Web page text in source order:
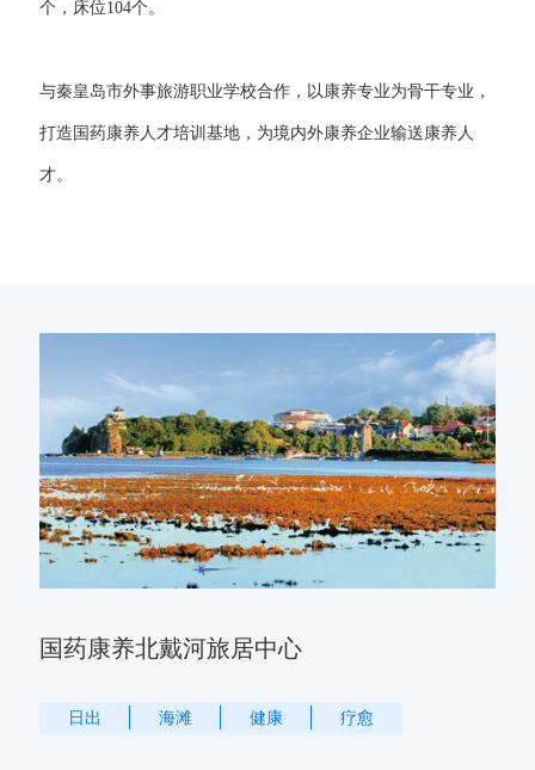
个，床位104个。
与秦皇岛市外事旅游职业学校合作，以康养专业为骨干专业，
打造国药康养人才培训基地，为境内外康养企业输送康养人
才。
国药康养北戴河旅居中心
日出 海滩 健康 疗愈